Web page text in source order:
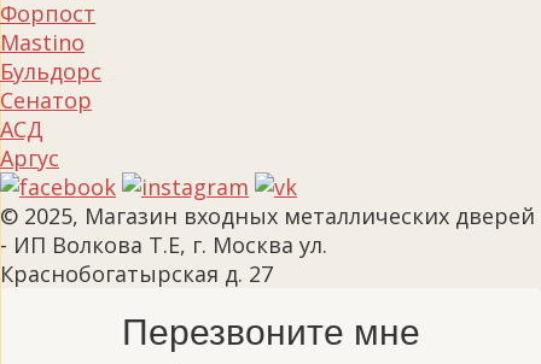
Форпост
Mastino
Бульдорс
Сенатор
АСД
Аргус
© 2025, Магазин входных металлических дверей
- ИП Волкова Т.Е, г. Москва ул.
Краснобогатырская д. 27
Перезвоните мне